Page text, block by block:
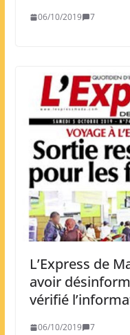
06/10/2019 7
L’Express de
avoir
vérifié
06/10/2019 7